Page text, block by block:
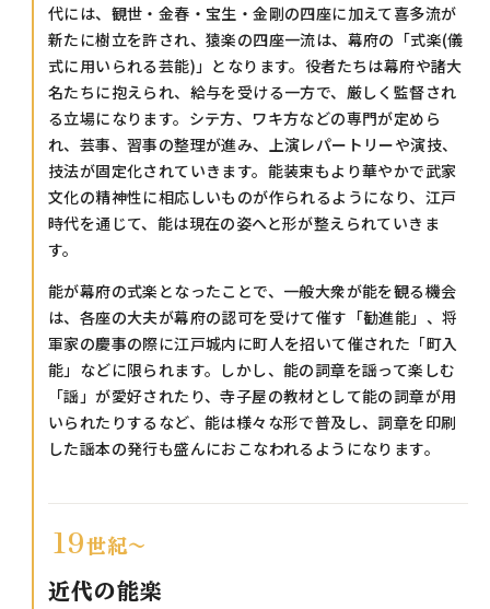
代には、観世・金春・宝生・金剛の四座に加えて喜多流が
新たに樹立を許され、猿楽の四座一流は、幕府の「式楽(儀
式に用いられる芸能)」となります。役者たちは幕府や諸大
名たちに抱えられ、給与を受ける一方で、厳しく監督され
る立場になります。シテ方、ワキ方などの専門が定めら
れ、芸事、習事の整理が進み、上演レパートリーや演技、
技法が固定化されていきます。能装束もより華やかで武家
文化の精神性に相応しいものが作られるようになり、江戸
時代を通じて、能は現在の姿へと形が整えられていきま
す。
能が幕府の式楽となったことで、一般大衆が能を観る機会
は、各座の大夫が幕府の認可を受けて催す「勧進能」、将
軍家の慶事の際に江戸城内に町人を招いて催された「町入
能」などに限られます。しかし、能の詞章を謡って楽しむ
「謡」が愛好されたり、寺子屋の教材として能の詞章が用
いられたりするなど、能は様々な形で普及し、詞章を印刷
した謡本の発行も盛んにおこなわれるようになります。
19世紀〜
近代の能楽